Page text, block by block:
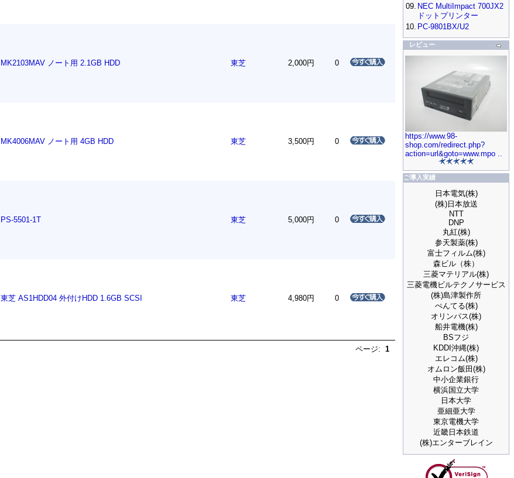
MK2103MAV ノート用 2.1GB HDD 東芝 2,000円 0
MK4006MAV ノート用 4GB HDD 東芝 3,500円 0
PS-5501-1T 東芝 5,000円 0
東芝 AS1HDD04 外付けHDD 1.6GB SCSI 東芝 4,980円 0
ページ: 1
09. NEC MultiImpact 700JX2
ドットプリンター
10. PC-9801BX/U2
レビュー
https://www.98-
shop.com/redirect.php?
action=url&goto=www.mpo ..
ご導入実績
日本電気(株)
(株)日本放送
NTT
DNP
丸紅(株)
参天製薬(株)
富士フィルム(株)
森ビル（株）
三菱マテリアル(株)
三菱電機ビルテクノサービス
(株)島津製作所
ぺんてる(株)
オリンパス(株)
船井電機(株)
BSフジ
KDDI沖縄(株)
エレコム(株)
オムロン飯田(株)
中小企業銀行
横浜国立大学
日本大学
亜細亜大学
東京電機大学
近畿日本鉄道
(株)エンターブレイン